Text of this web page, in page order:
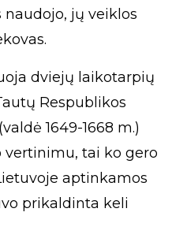
jų veiklos
dviejų laikotarpių
Respublikos
1649-1668 m.)
vertinimu, tai ko gero
aptinkamos
prikaldinta keli